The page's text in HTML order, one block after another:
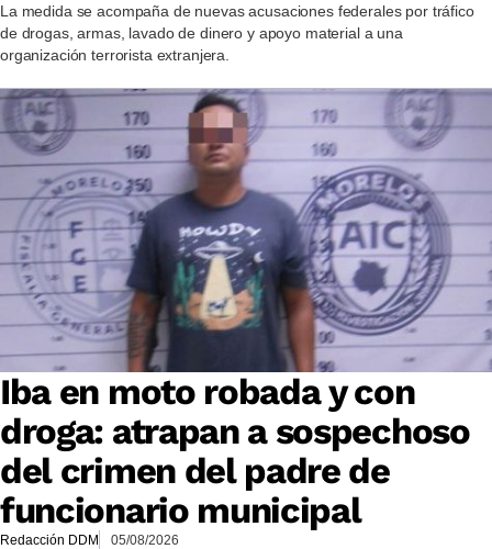
La medida se acompaña de nuevas acusaciones federales por tráfico
de drogas, armas, lavado de dinero y apoyo material a una
organización terrorista extranjera.
Iba en moto robada y con
droga: atrapan a sospechoso
del crimen del padre de
funcionario municipal
Redacción DDM 05/08/2026